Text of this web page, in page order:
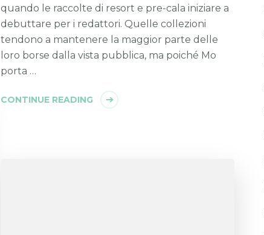
quando le raccolte di resort e pre-cala iniziare a
debuttare per i redattori. Quelle collezioni
tendono a mantenere la maggior parte delle
loro borse dalla vista pubblica, ma poiché Mo
porta …
CONTINUE READING